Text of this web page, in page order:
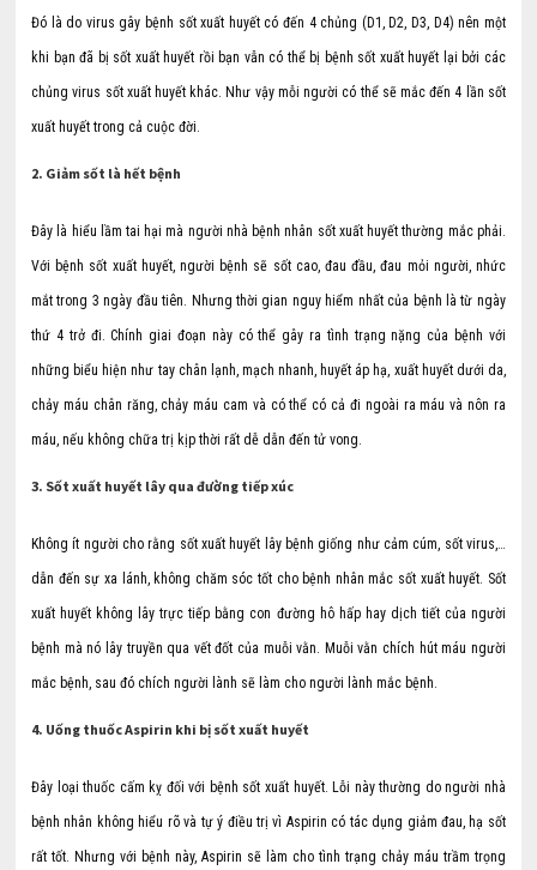
Đó là do virus gây bệnh sốt xuất huyết có đến 4 chủng (D1, D2, D3, D4) nên một
khi bạn đã bị sốt xuất huyết rồi bạn vẫn có thể bị bệnh sốt xuất huyết lại bởi các
chủng virus sốt xuất huyết khác. Như vậy mỗi người có thể sẽ mắc đến 4 lần sốt
xuất huyết trong cả cuộc đời.
2. Giảm sốt là hết bệnh
Đây là hiểu lầm tai hại mà người nhà bệnh nhân sốt xuất huyết thường mắc phải.
Với bệnh sốt xuất huyết, người bệnh sẽ sốt cao, đau đầu, đau mỏi người, nhức
mắt trong 3 ngày đầu tiên. Nhưng thời gian nguy hiểm nhất của bệnh là từ ngày
thứ 4 trở đi. Chính giai đoạn này có thể gây ra tình trạng nặng của bệnh với
những biểu hiện như tay chân lạnh, mạch nhanh, huyết áp hạ, xuất huyết dưới da,
chảy máu chân răng, chảy máu cam và có thể có cả đi ngoài ra máu và nôn ra
máu, nếu không chữa trị kịp thời rất dễ dẫn đến tử vong.
3. Sốt xuất huyết lây qua đường tiếp xúc
Không ít người cho rằng sốt xuất huyết lây bệnh giống như cảm cúm, sốt virus,…
dẫn đến sự xa lánh, không chăm sóc tốt cho bệnh nhân mắc sốt xuất huyết. Sốt
xuất huyết không lây trực tiếp bằng con đường hô hấp hay dịch tiết của người
bệnh mà nó lây truyền qua vết đốt của muỗi vằn. Muỗi vằn chích hút máu người
mắc bệnh, sau đó chích người lành sẽ làm cho người lành mắc bệnh.
4. Uống thuốc Aspirin khi bị sốt xuất huyết
Đây loại thuốc cấm kỵ đối với bệnh sốt xuất huyết. Lỗi này thường do người nhà
bệnh nhân không hiểu rõ và tự ý điều trị vì Aspirin có tác dụng giảm đau, hạ sốt
rất tốt. Nhưng với bệnh này, Aspirin sẽ làm cho tình trạng chảy máu trầm trọng